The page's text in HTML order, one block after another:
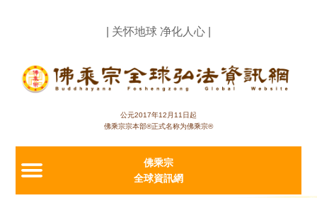
| 关怀地球 净化人心 |
公元2017年12月11日起
佛乘宗宗本部®正式名称为佛乘宗®
佛乘宗
全球資訊網